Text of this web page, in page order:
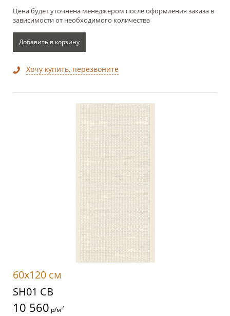
Цена будет уточнена менеджером после оформления заказа в
зависимости от необходимого количества
Добавить в корзину
Хочу купить, перезвоните
60x120 см
SH01 CB
10 560 р/м2